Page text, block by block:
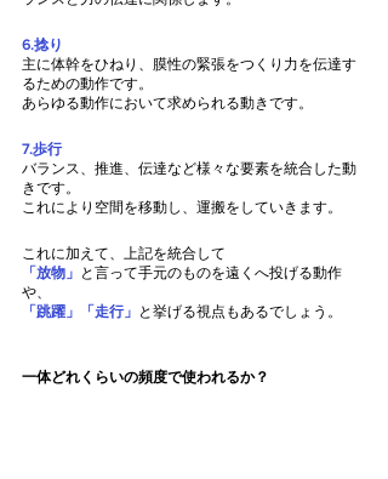
6.捻り
主に体幹をひねり、膜性の緊張をつくり力を伝達す
るための動作です。
あらゆる動作において求められる動きです。
7.歩行
バランス、推進、伝達など様々な要素を統合した動
きです。
これにより空間を移動し、運搬をしていきます。
これに加えて、上記を統合して
「放物」 と言って手元のものを遠くへ投げる動作
や、
「跳躍」「走行」 と挙げる視点もあるでしょう。
一体どれくらいの頻度で使われるか？